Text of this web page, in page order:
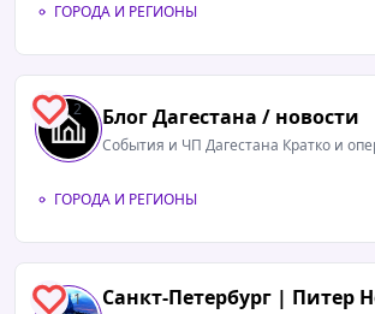
ГОРОДА И РЕГИОНЫ
2 Блог Дагестана / новости
События и ЧП Дагестана Кратко и
ГОРОДА И РЕГИОНЫ
1 Санкт-Петербург | Питер